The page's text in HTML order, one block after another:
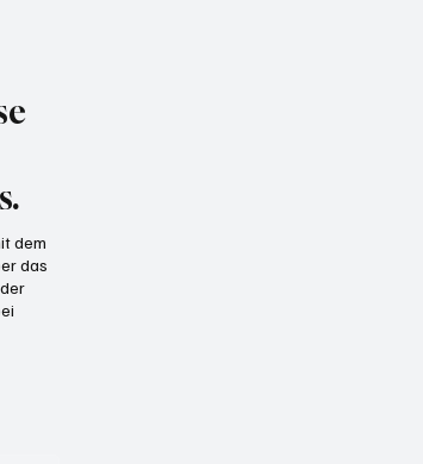
dem
das